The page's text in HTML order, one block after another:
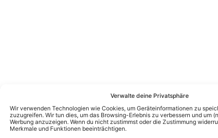
Verwalte deine Privatsphäre
Wir verwenden Technologien wie Cookies, um Geräteinformationen zu
zuzugreifen. Wir tun dies, um das Browsing-Erlebnis zu verbessern und um
Werbung anzuzeigen. Wenn du nicht zustimmst oder die Zustimmung
Merkmale und Funktionen beeinträchtigen.